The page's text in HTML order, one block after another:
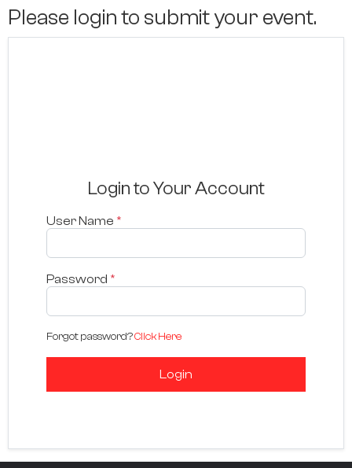
Please login to submit your event.
Login to Your Account
User Name *
Password *
Forgot password?Click Here
Login